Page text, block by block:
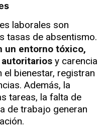
laborales son
tasas de absentismo.
un entorno tóxico,
y carencia
bienestar, registran
Además, la
tareas, la falta de
de trabajo generan